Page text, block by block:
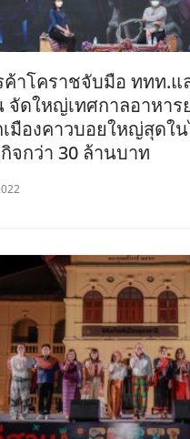
ค้าโคราชจับมือ ททท.แ
จัดใหญ่เทศกาลอาหาร
เมืองคาวบอยใหญ่สุดใ
จกว่า 30 ล้านบาท